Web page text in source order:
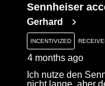
Sennheiser
Gerhard
INCENTIVIZED
4 months ago
Ich nutze den
nicht lange, aber